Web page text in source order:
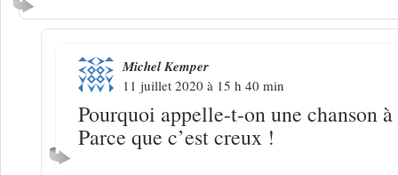
Michel Kemper
11 juillet 2020 à 15 h 40 min
Pourquoi appelle-t-on une chanson
Parce que c’est creux !